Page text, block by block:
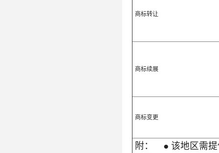
商标转让
商标续展
商标变更
附： ● 该地区需